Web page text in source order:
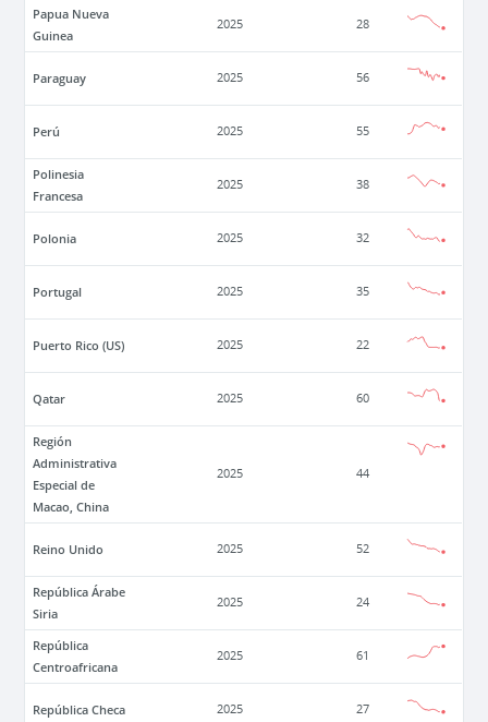
Papua Nueva
Guinea
2025 28
Paraguay 2025 56
Perú 2025 55
Polinesia
Francesa
2025 38
Polonia 2025 32
Portugal 2025 35
Puerto Rico (US) 2025 22
Qatar 2025 60
Región
Administrativa
Especial de
Macao, China
2025 44
Reino Unido 2025 52
República Árabe
Siria
2025 24
República
Centroafricana
2025 61
República Checa 2025 27